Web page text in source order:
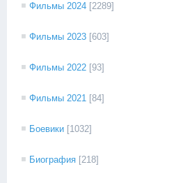
Фильмы 2024 [2289]
Фильмы 2023 [603]
Фильмы 2022 [93]
Фильмы 2021 [84]
Боевики [1032]
Биография [218]